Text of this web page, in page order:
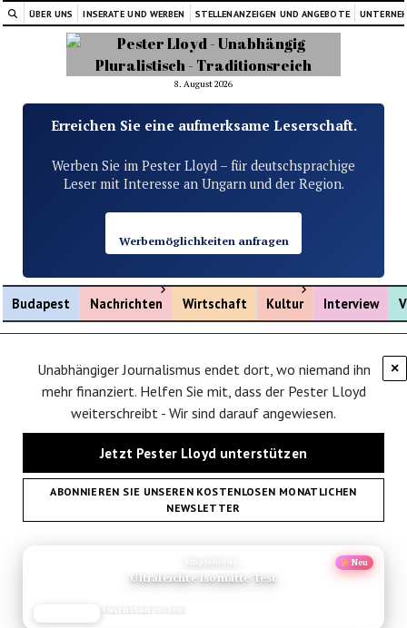
ÜBER UNS INSERATE UND WERBEN STELLENANZEIGEN UND ANGEBOTE
8. August 2026
Erreichen Sie eine aufmerksame Leserschaft.
Werben Sie im Pester Lloyd – für deutschsprachige
Leser mit Interesse an Ungarn und der Region.
Werbemöglichkeiten anfragen
Budapest Nachrichten
Menü öffnen
Wirtschaft Kultur
Menü öffnen
Interview
×
Unabhängiger Journalismus endet dort, wo niemand ihn
mehr finanziert. Helfen Sie mit, dass der Pester Lloyd
weiterschreibt - Wir sind darauf angewiesen.
Jetzt Pester Lloyd unterstützen
ABONNIEREN SIE UNSEREN KOSTENLOSEN MONATLICHEN
NEWSLETTER
Neu
Ultraleichte Isomatte Test